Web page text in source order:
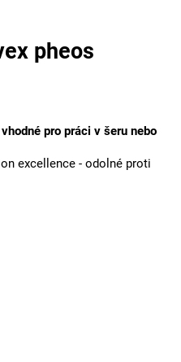
pheos
pro práci v šeru nebo
excellence - odolné proti